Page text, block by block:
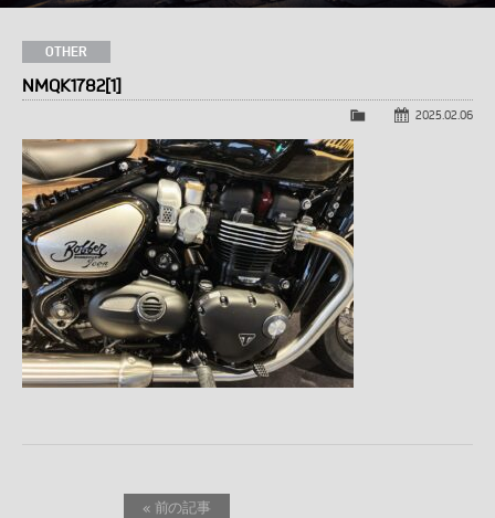
店舗情報
採用情報
TRIUMPH OFFICIAL SITE
LINE FacebookInstagram
X
OTHER
NMQK1782[1]
2025.02.06
« 前の記事